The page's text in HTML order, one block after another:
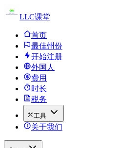
LLC课堂
首页
最佳州份
开始注册
外国人
费用
时长
税务
工具
关于我们